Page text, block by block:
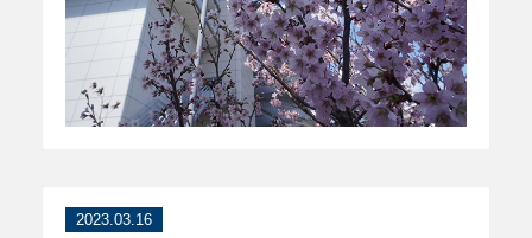
2023.03.16